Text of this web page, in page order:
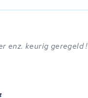
enz. keurig geregeld !